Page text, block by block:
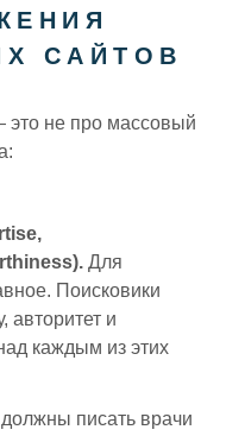
САЙТОВ
не про массовый
Для
Поисковики
авторитет и
каждым из этих
должны писать врачи